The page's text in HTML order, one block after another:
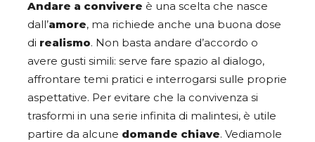
Andare a convivere è una scelta che nasce
dall’amore, ma richiede anche una buona dose
di realismo. Non basta andare d’accordo o
avere gusti simili: serve fare spazio al dialogo,
affrontare temi pratici e interrogarsi sulle proprie
aspettative. Per evitare che la convivenza si
trasformi in una serie infinita di malintesi, è utile
partire da alcune domande chiave. Vediamole